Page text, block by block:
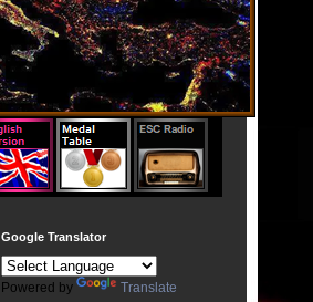
Google Translator
Powered by Translate